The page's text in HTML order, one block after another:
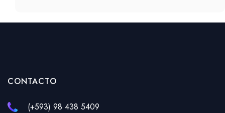
CONTACTO
(+593) 98 438 5409